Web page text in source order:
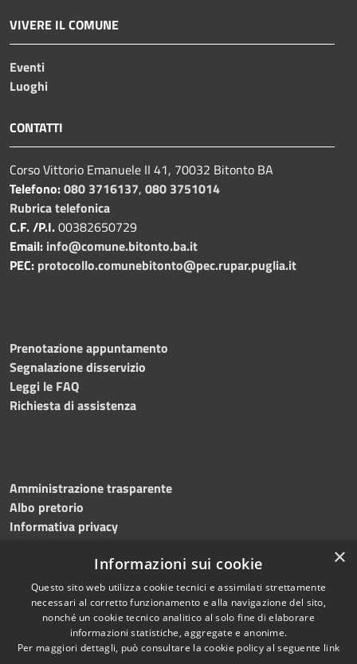
VIVERE IL COMUNE
Eventi
Luoghi
CONTATTI
Corso Vittorio Emanuele II 41, 70032 Bitonto BA
Telefono:080 3716137, 080 3751014
Rubrica telefonica
C.F. /P.I.00382650729
Email: info@comune.bitonto.ba.it
PEC: protocollo.comunebitonto@pec.rupar.puglia.it
Prenotazione appuntamento
Segnalazione disservizio
Leggi le FAQ
Richiesta di assistenza
Amministrazione trasparente
Albo pretorio
Informativa privacy
Dichiarazione di accessibilità Meccanismo di feedback
RSS
Accessibilità
Copyright © 2026 • Comune di
Bitonto • Powered by
×
Informazioni sui cookie
Questo sito web utilizza cookie tecnici e assimilati strettamente
necessari al corretto funzionamento e alla navigazione del sito,
nonché un cookie tecnico analitico al solo fine di elaborare
informazioni statistiche, aggregate e anonime.
Per maggiori dettagli, può consultare la cookie policy al seguente link